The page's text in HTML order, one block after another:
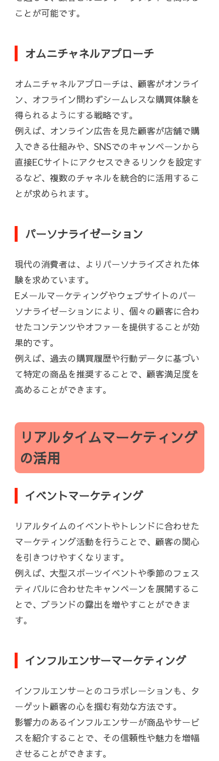
ことが可能です。
オムニチャネルアプローチ
オムニチャネルアプローチは、顧客がオンライ
ン、オフライン問わずシームレスな購買体験を
得られるようにする戦略です。
例えば、オンライン広告を見た顧客が店舗で購
入できる仕組みや、SNSでのキャンペーンから
直接ECサイトにアクセスできるリンクを設定す
るなど、複数のチャネルを統合的に活用するこ
とが求められます。
パーソナライゼーション
現代の消費者は、よりパーソナライズされた体
験を求めています。
Eメールマーケティングやウェブサイトのパー
ソナライゼーションにより、個々の顧客に合わ
せたコンテンツやオファーを提供することが効
果的です。
例えば、過去の購買履歴や行動データに基づい
て特定の商品を推奨することで、顧客満足度を
高めることができます。
リアルタイムマーケティング
の活用
イベントマーケティング
リアルタイムのイベントやトレンドに合わせた
マーケティング活動を行うことで、顧客の関心
を引きつけやすくなります。
例えば、大型スポーツイベントや季節のフェス
ティバルに合わせたキャンペーンを展開するこ
とで、ブランドの露出を増やすことができま
す。
インフルエンサーマーケティング
インフルエンサーとのコラボレーションも、タ
ーゲット顧客の心を掴む有効な方法です。
影響力のあるインフルエンサーが商品やサービ
スを紹介することで、その信頼性や魅力を増幅
させることができます。